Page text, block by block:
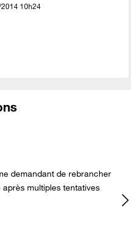
10h24
demandant de rebrancher
multiples tentatives